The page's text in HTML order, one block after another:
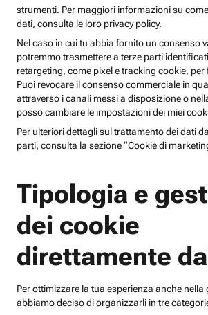
strumenti. Per maggiori informazioni su
dati, consulta le loro privacy policy.
Nel caso in cui tu abbia fornito un consenso
potremmo trasmettere a terze parti
retargeting, come pixel e tracking cookie,
Puoi revocare il consenso commerciale in
attraverso i canali messi a disposizione o
posso cambiare le impostazioni dei miei
Per ulteriori dettagli sul trattamento dei dati
parti, consulta la sezione “Cookie di
Tipologia e
dei cookie
direttamente
Per ottimizzare la tua esperienza anche nella
abbiamo deciso di organizzarli in tre